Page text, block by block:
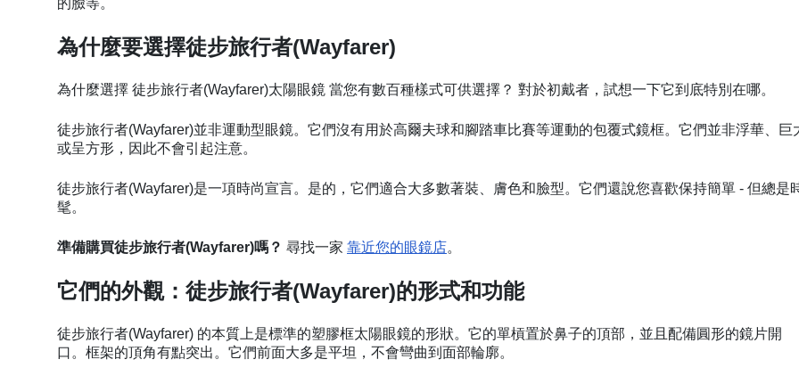
的臉等。
為什麼要選擇徒步旅行者(Wayfarer)
為什麼選擇 徒步旅行者(Wayfarer)太陽眼鏡 當您有數百種樣式可供選擇？ 對於初戴者，試想一下它到底特別在哪。
徒步旅行者(Wayfarer)並非運動型眼鏡。它們沒有用於高爾夫球和腳踏車比賽等運動的包覆式鏡框。它們並非浮華、巨
或呈方形，因此不會引起注意。
徒步旅行者(Wayfarer)是一項時尚宣言。是的，它們適合大多數著裝、膚色和臉型。它們還說您喜歡保持簡單 - 但總是
髦。
準備購買徒步旅行者(Wayfarer)嗎？ 尋找一家 靠近您的眼鏡店。
它們的外觀：徒步旅行者(Wayfarer)的形式和功能
徒步旅行者(Wayfarer) 的本質上是標準的塑膠框太陽眼鏡的形狀。它的單槓置於鼻子的頂部，並且配備圓形的鏡片開
口。框架的頂角有點突出。它們前面大多是平坦，不會彎曲到面部輪廓。